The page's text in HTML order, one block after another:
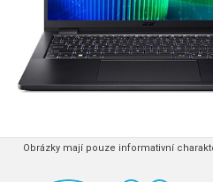
Obrázky mají pouze informativní